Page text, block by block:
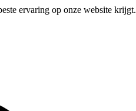
ervaring op onze website krijgt.